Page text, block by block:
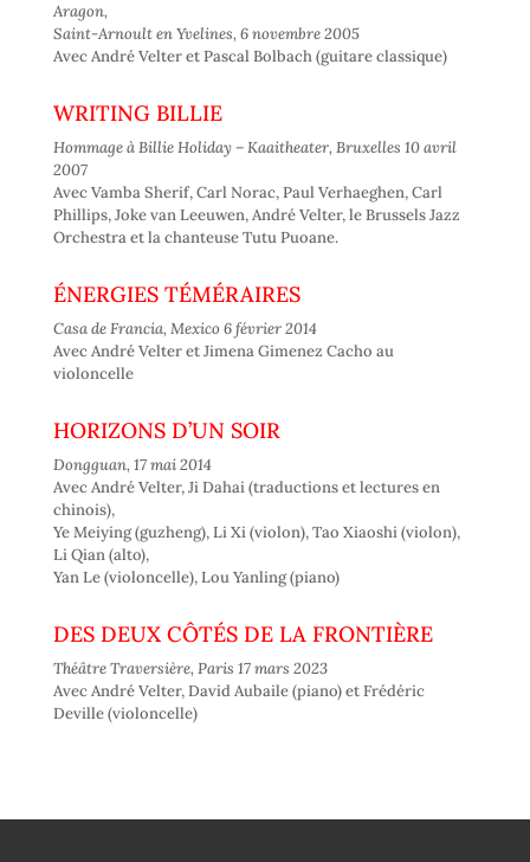
Aragon,
Saint-Arnoult en Yvelines, 6 novembre 2005
Avec André Velter et Pascal Bolbach (guitare classique)
WRITING BILLIE
Hommage à Billie Holiday – Kaaitheater, Bruxelles 10 avril
2007
Avec Vamba Sherif, Carl Norac, Paul Verhaeghen, Carl
Phillips, Joke van Leeuwen, André Velter, le Brussels Jazz
Orchestra et la chanteuse Tutu Puoane.
ÉNERGIES TÉMÉRAIRES
Casa de Francia, Mexico 6 février 2014
Avec André Velter et Jimena Gimenez Cacho au
violoncelle
HORIZONS D’UN SOIR
Dongguan, 17 mai 2014
Avec André Velter, Ji Dahai (traductions et lectures en
chinois),
Ye Meiying (guzheng), Li Xi (violon), Tao Xiaoshi (violon),
Li Qian (alto),
Yan Le (violoncelle), Lou Yanling (piano)
DES DEUX CÔTÉS DE LA FRONTIÈRE
Théâtre Traversière, Paris 17 mars 2023
Avec André Velter, David Aubaile (piano) et Frédéric
Deville (violoncelle)